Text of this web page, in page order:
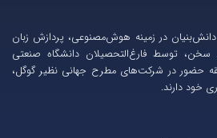
در زمینه هوش‌مصنوعی، پردازش زبان
توسط فارغ‌التحصیلان دانشگاه صنعتی
حضور در شرکت‌های مطرح جهانی نظیر گوگل،
خود دارند.